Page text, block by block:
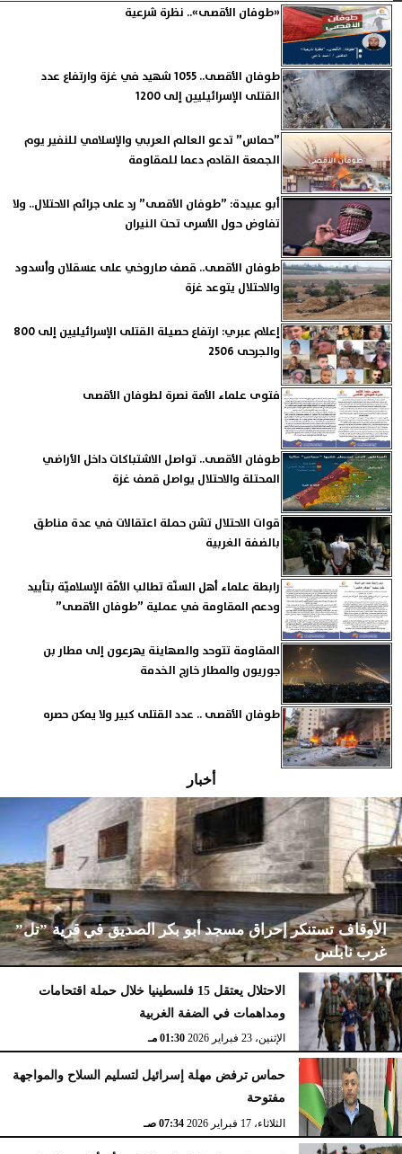
«طوفان الأقصى».. نظرة شرعية
طوفان الأقصى.. 1055 شهيد في غزة وارتفاع عدد
القتلى الإسرائيليين إلى 1200
”حماس” تدعو العالم العربي والإسلامي للنفير يوم
الجمعة القادم دعما للمقاومة
أبو عبيدة: ”طوفان الأقصى” رد على جرائم الاحتلال.. ولا
تفاوض حول الأسرى تحت النيران
طوفان الأقصى.. قصف صاروخي على عسقلان وأسدود
والاحتلال يتوعد غزة
إعلام عبري: ارتفاع حصيلة القتلى الإسرائيليين إلى 800
والجرحى 2506
فتوى علماء الأمة نصرة لطوفان الأقصى
طوفان الأقصى.. تواصل الاشتباكات داخل الأراضي
المحتلة والاحتلال يواصل قصف غزة
قوات الاحتلال تشن حملة اعتقالات في عدة مناطق
بالضفة الغربية
رابطة علماء أهل السنّة تطالب الأمّة الإسلاميّة بتأييد
ودعم المقاومة في عملية ”طوفان الأقصى”
المقاومة تتوحد والصهاينة يهرعون إلى مطار بن
جوريون والمطار خارج الخدمة
طوفان الأقصى .. عدد القتلى كبير ولا يمكن حصره
أخبار
الأوقاف تستنكر إحراق مسجد أبو بكر الصديق في قرية ”تل”
غرب نابلس
الإثنين، 23 فبراير 2026 02:15 مـ
الاحتلال يعتقل 15 فلسطينيا خلال حملة اقتحامات
ومداهمات في الضفة الغربية
الإثنين، 23 فبراير 2026 01:30 مـ
حماس ترفض مهلة إسرائيل لتسليم السلاح والمواجهة
مفتوحة
الثلاثاء، 17 فبراير 2026 07:34 صـ